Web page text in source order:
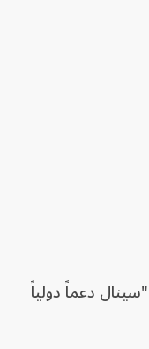
دعماً دولياً